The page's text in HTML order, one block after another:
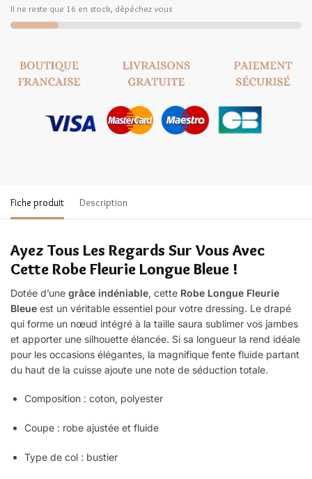
Il ne reste que 16 en stock, dépêchez vous
Fiche produit Description
Ayez Tous Les Regards Sur Vous Avec
Cette RobeFleurie Longue Bleue !
Dotée d’une grâce indéniable, cette Robe Longue Fleurie
Bleue est un véritable essentiel pour votre dressing. Le drapé
qui forme un nœud intégré à la taille saura sublimer vos jambes
et apporter une silhouette élancée. Si sa longueur la rend idéale
pour les occasions élégantes, la magnifique fente fluide partant
du haut de la cuisse ajoute une note de séduction totale.
Composition : coton, polyester
Coupe : robe ajustée et fluide
Type de col : bustier